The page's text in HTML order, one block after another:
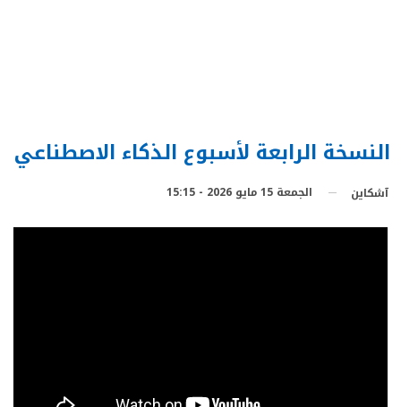
النسخة الرابعة لأسبوع الذكاء الاصطناعي
آشكاين الجمعة 15 مايو 2026 - 15:15